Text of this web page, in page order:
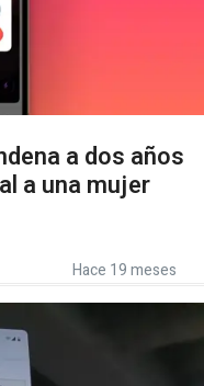
a dos años
a una mujer
Hace 19 meses